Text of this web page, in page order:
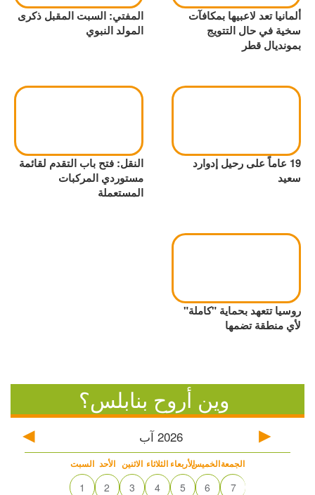
ألمانيا تعد لاعبيها بمكافآت
سخية في حال التتويج
بمونديال قطر
المفتي: السبت المقبل ذكرى
المولد النبوي
19 عاماً على رحيل إدوارد
سعيد
النقل: فتح باب التقدم لقائمة
مستوردي المركبات
المستعملة
روسيا تتعهد بحماية "كاملة"
لأي منطقة تضمها
وين أروح بنابلس؟
2026 آب
السبت الأحد الاثنين الثلاثاء الأربعاءالخميسالجمعة
1 2 3 4 5 6 7